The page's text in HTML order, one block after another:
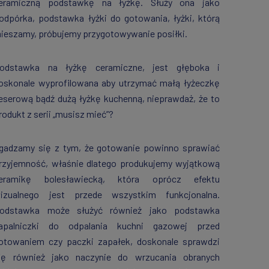
podstawkę na łyżkę. Służy ona jako
podstawka łyżki do gotowania, łyżki, którą
próbujemy przygotowywanie posiłki.
na łyżkę ceramiczne, jest głęboka i
wyprofilowana aby utrzymać małą łyżeczkę
bądź dużą łyżkę kuchenną, nieprawdaż, że to
z serii „musisz mieć”?
się z tym, że gotowanie powinno sprawiać
właśnie dlatego produkujemy wyjątkową
bolesławiecką, która oprócz efektu
jest przede wszystkim funkcjonalna.
może służyć również jako podstawka
do odpalania kuchni gazowej przed
czy paczki zapałek, doskonale sprawdzi
również jako naczynie do wrzucania obranych